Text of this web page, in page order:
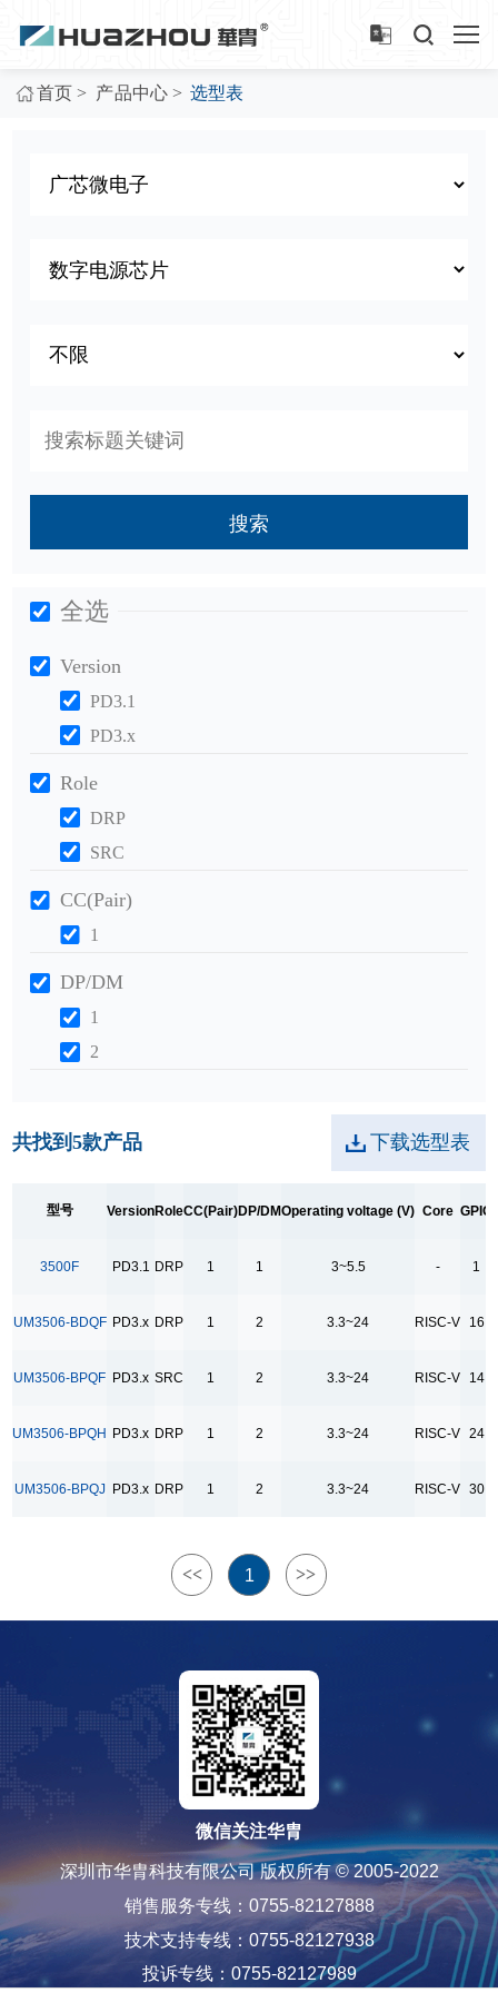
首页 > 产品中心 > 选型表
搜索
全选
Version
PD3.1
PD3.x
Role
DRP
SRC
CC(Pair)
1
DP/DM
1
2
3.3~24
Core
1
14
24
15*12bit
Max frequency (MHz)
DMA
LSCSA
1
共找到5款产品 下载选型表
型号 VersionRoleCC(Pair)DP/DMOperating voltage (V) Core GPIO
3500F PD3.1 DRP 1 1 3~5.5 - 1
UM3506-BDQF PD3.x DRP 1 2 3.3~24 RISC-V 16
UM3506-BPQF PD3.x SRC 1 2 3.3~24 RISC-V 14
UM3506-BPQH PD3.x DRP 1 2 3.3~24 RISC-V 24
UM3506-BPQJ PD3.x DRP 1 2 3.3~24 RISC-V 30
<< 1 >>
微信关注华胄
深圳市华胄科技有限公司 版权所有 © 2005-2022
销售服务专线：0755-82127888
技术支持专线：0755-82127938
投诉专线：0755-82127989